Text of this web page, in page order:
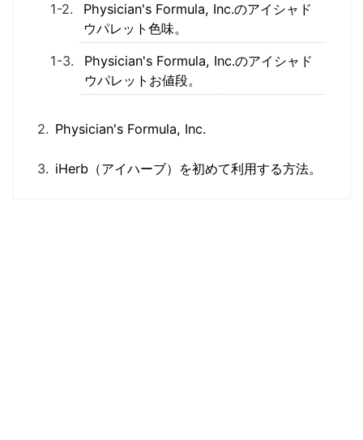
Physician's Formula, Inc.のアイシャド
ウパレット色味。
Physician's Formula, Inc.のアイシャド
ウパレットお値段。
Physician's Formula, Inc.
iHerb（アイハーブ）を初めて利用する方法。